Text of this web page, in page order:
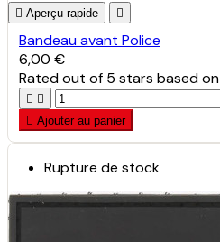
 Aperçu rapide 
Bandeau avant Police
6,00 €
Ratedout of 5 stars based on
 
 Ajouter au panier
Rupture de stock